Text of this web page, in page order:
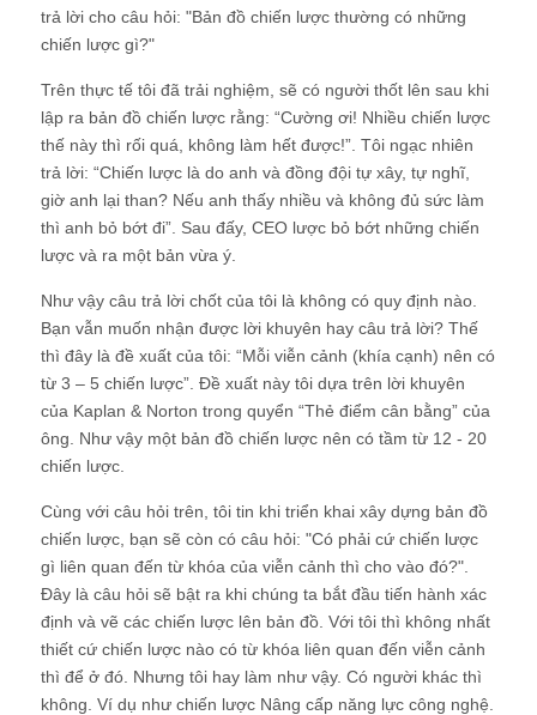
trả lời cho câu hỏi: "Bản đồ chiến lược thường có những
chiến lược gì?"
Trên thực tế tôi đã trải nghiệm, sẽ có người thốt lên sau khi
lập ra bản đồ chiến lược rằng: “Cường ơi! Nhiều chiến lược
thế này thì rối quá, không làm hết được!”. Tôi ngạc nhiên
trả lời: “Chiến lược là do anh và đồng đội tự xây, tự nghĩ,
giờ anh lại than? Nếu anh thấy nhiều và không đủ sức làm
thì anh bỏ bớt đi”. Sau đấy, CEO lược bỏ bớt những chiến
lược và ra một bản vừa ý.
Như vậy câu trả lời chốt của tôi là không có quy định nào.
Bạn vẫn muốn nhận được lời khuyên hay câu trả lời? Thế
thì đây là đề xuất của tôi: “Mỗi viễn cảnh (khía cạnh) nên có
từ 3 – 5 chiến lược”. Đề xuất này tôi dựa trên lời khuyên
của Kaplan & Norton trong quyển “Thẻ điểm cân bằng” của
ông. Như vậy một bản đồ chiến lược nên có tầm từ 12 - 20
chiến lược.
Cùng với câu hỏi trên, tôi tin khi triển khai xây dựng bản đồ
chiến lược, bạn sẽ còn có câu hỏi: "Có phải cứ chiến lược
gì liên quan đến từ khóa của viễn cảnh thì cho vào đó?".
Đây là câu hỏi sẽ bật ra khi chúng ta bắt đầu tiến hành xác
định và vẽ các chiến lược lên bản đồ. Với tôi thì không nhất
thiết cứ chiến lược nào có từ khóa liên quan đến viễn cảnh
thì để ở đó. Nhưng tôi hay làm như vậy. Có người khác thì
không. Ví dụ như chiến lược Nâng cấp năng lực công nghệ.